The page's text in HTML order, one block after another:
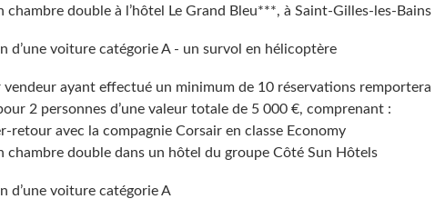
chambre double à l’hôtel Le Grand Bleu***, à Saint-Gilles-les-Bains
d’une voiture catégorie A - un survol en hélicoptère
vendeur ayant effectué un minimum de 10 réservations remportera
2 personnes d’une valeur totale de 5 000 €, comprenant :
retour avec la compagnie Corsair en classe Economy
chambre double dans un hôtel du groupe Côté Sun Hôtels
d’une voiture catégorie A